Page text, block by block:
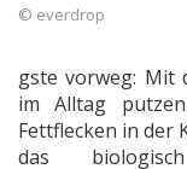
© everdrop
gste vorweg: Mit
im Alltag
Fettflecken in der
das